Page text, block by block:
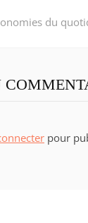
du
pour